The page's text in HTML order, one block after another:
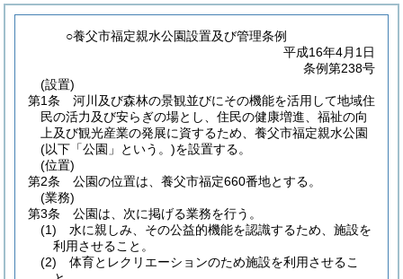
○養父市福定親水公園設置及び管理条例
平成16年4月1日
条例第238号
(設置)
第1条
河川及び森林の景観並びにその機能を活用して地域住
民の活力及び安らぎの場とし、住民の健康増進、福祉の向
上及び観光産業の発展に資するため、養父市福定親水公園
(以下「公園」という。)を設置する。
(位置)
第2条
公園の位置は、養父市福定660番地とする。
(業務)
第3条
公園は、次に掲げる業務を行う。
(1)
水に親しみ、その公益的機能を認識するため、施設を
利用させること。
(2)
体育とレクリエーションのため施設を利用させるこ